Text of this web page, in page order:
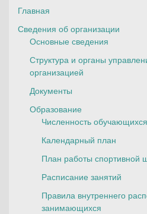
Главная
Сведения об организации
Основные сведения
Структура и органы
организацией
Документы
Образование
Численность обучающихся
Календарный план
План работы спортивной
Расписание занятий
Правила внутреннего
занимающихся